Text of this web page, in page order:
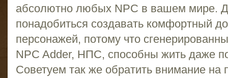
абсолютно любых NPC в вашем мире.
понадобиться создавать комфортный
персонажей, потому что
NPC Adder, НПС, способны жить даже
Советуем так же обратить внимание на